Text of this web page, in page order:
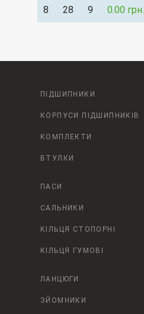
8 28 9 0.00 грн.
ПІДШИПНИКИ
КОРПУСИ ПІДШИПНИКІВ
КОМПЛЕКТИ
ВТУЛКИ
ПАСИ
САЛЬНИКИ
КІЛЬЦЯ СТОПОРНІ
КІЛЬЦЯ ГУМОВІ
ЛАНЦЮГИ
ЗЙОМНИКИ